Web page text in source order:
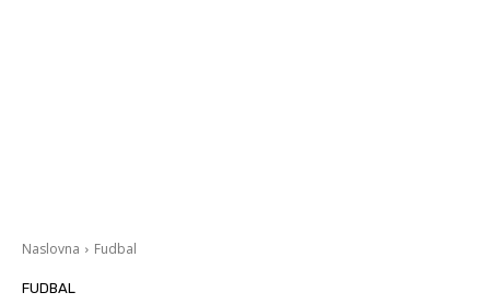
Naslovna Fudbal
FUDBAL